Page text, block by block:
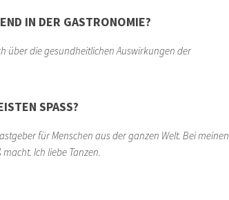
IN DER GASTRONOMIE?
über die gesundheitlichen Auswirkungen der
SPASS?
für Menschen aus der ganzen Welt. Bei meinen
Ich liebe Tanzen.